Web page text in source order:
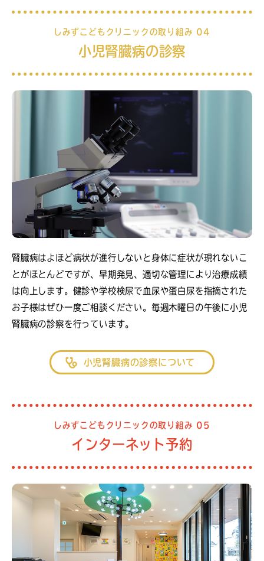
しみずこどもクリニックの取り組み 04
小児腎臓病の診察
腎臓病はよほど病状が進行しないと身体に症状が現れないこ
とがほとんどですが、早期発見、適切な管理により治療成績
は向上します。健診や学校検尿で血尿や蛋白尿を指摘された
お子様はぜひ一度ご相談ください。毎週木曜日の午後に小児
腎臓病の診察を行っています。
小児腎臓病の診察について
しみずこどもクリニックの取り組み 05
インターネット予約